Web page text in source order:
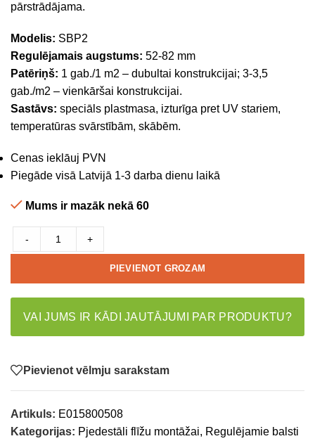
pārstrādājama.
Modelis: SBP2
Regulējamais augstums: 52-82 mm
Patēriņš: 1 gab./1 m2 – dubultai konstrukcijai; 3-3,5
gab./m2 – vienkāršai konstrukcijai.
Sastāvs: speciāls plastmasa, izturīga pret UV stariem,
temperatūras svārstībām, skābēm.
Cenas ieklāuj PVN
Piegāde visā Latvijā 1-3 darba dienu laikā
Mums ir mazāk nekā 60
- +
PIEVIENOT GROZAM
VAI JUMS IR KĀDI JAUTĀJUMI PAR PRODUKTU?
Pievienot vēlmju sarakstam
Artikuls: E015800508
Kategorijas: Pjedestāli flīžu montāžai, Regulējamie balsti